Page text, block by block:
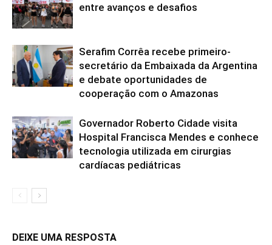
entre avanços e desafios
Serafim Corrêa recebe primeiro-
secretário da Embaixada da Argentina
e debate oportunidades de
cooperação com o Amazonas
Governador Roberto Cidade visita
Hospital Francisca Mendes e conhece
tecnologia utilizada em cirurgias
cardíacas pediátricas
DEIXE UMA RESPOSTA